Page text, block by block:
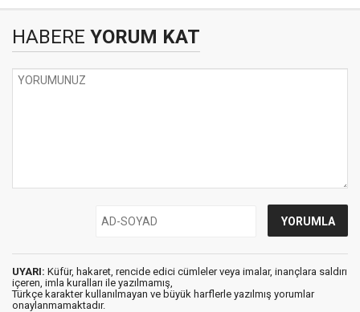
HABERE YORUM KAT
UYARI: Küfür, hakaret, rencide edici cümleler veya imalar, inançlara saldırı
içeren, imla kuralları ile yazılmamış,
Türkçe karakter kullanılmayan ve büyük harflerle yazılmış yorumlar
onaylanmamaktadır.